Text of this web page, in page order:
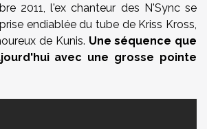
2011, l'ex chanteur des N'Sync se
endiablée du tube de Kriss Kross,
de Kunis. Une séquence que
avec une grosse pointe